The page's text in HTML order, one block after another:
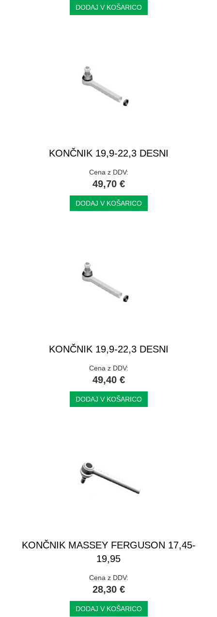
DODAJ V KOŠARICO
KONČNIK 19,9-22,3 DESNI
Cena z DDV:
49,70 €
DODAJ V KOŠARICO
KONČNIK 19,9-22,3 DESNI
Cena z DDV:
49,40 €
DODAJ V KOŠARICO
KONČNIK MASSEY FERGUSON 17,45-
19,95
Cena z DDV:
28,30 €
DODAJ V KOŠARICO